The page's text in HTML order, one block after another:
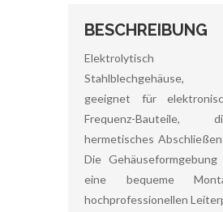
BESCHREIBUNG
Elektrolytisch
Stahlblechgehäuse,
geeignet für
Frequenz-
hermetisches
Die Gehäuseformgebung
eine bequeme
hochprofessionellen